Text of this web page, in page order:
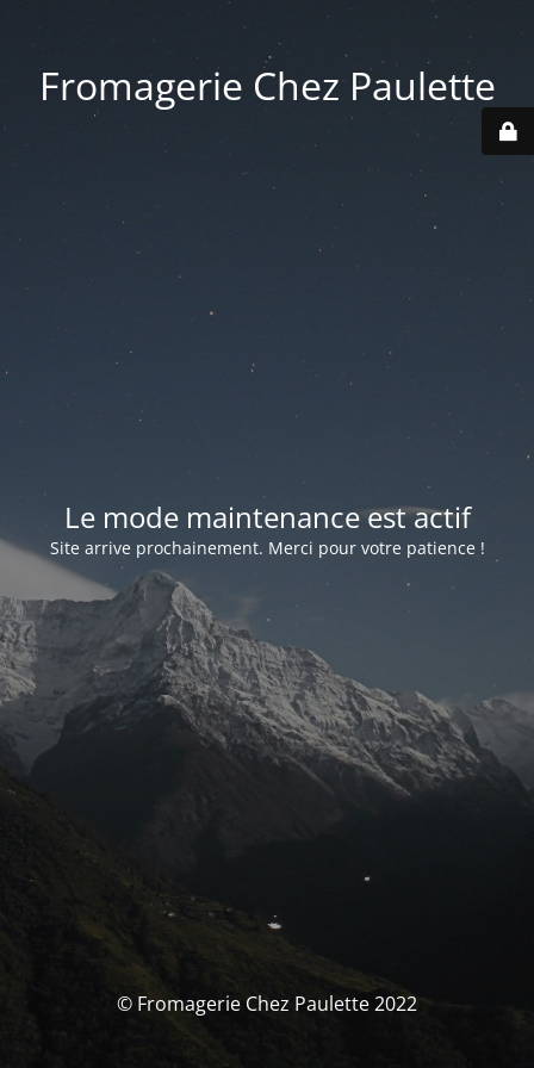
Fromagerie Chez Paulette
Le mode maintenance est actif
Site arrive prochainement. Merci pour votre patience !
© Fromagerie Chez Paulette 2022